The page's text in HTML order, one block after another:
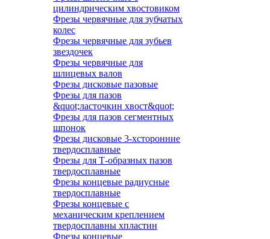
цилиндрическим хвостовиком
Фрезы червячные для зубчатых
колес
Фрезы червячные для зубьев
звездочек
Фрезы червячные для
шлицевых валов
Фрезы дисковые пазовые
Фрезы для пазов
&quot;ласточкин хвост&quot;
Фрезы для пазов сегментных
шпонок
Фрезы дисковые 3-хсторонние
твердосплавные
Фрезы для Т-образных пазов
твердосплавные
Фрезы концевые радиусные
твердосплавные
Фрезы концевые с
механическим креплением
твердосплавны хпластин
Фрезы концевые